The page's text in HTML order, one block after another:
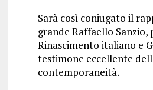
Sarà così coniugato il
grande Raffaello Sanzio,
Rinascimento italiano e
testimone eccellente
contemporaneità.